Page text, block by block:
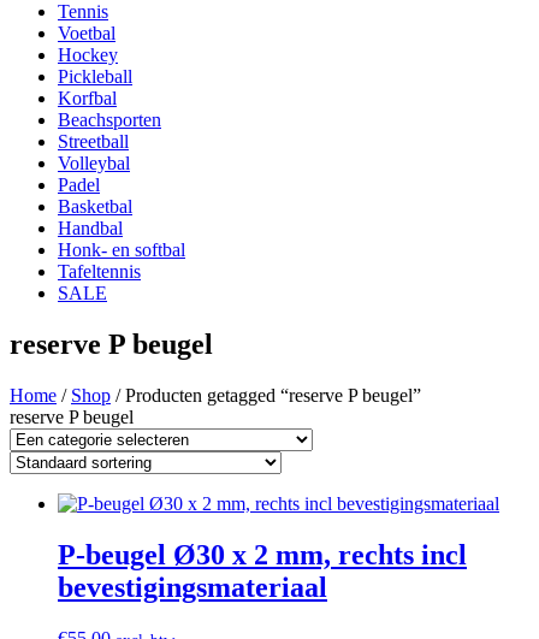
Tennis
Voetbal
Hockey
Pickleball
Korfbal
Beachsporten
Streetball
Volleybal
Padel
Basketbal
Handbal
Honk- en softbal
Tafeltennis
SALE
reserve P beugel
Home / Shop / Producten getagged “reserve P beugel”
reserve P beugel
P-beugel Ø30 x 2 mm, rechts incl
bevestigingsmateriaal